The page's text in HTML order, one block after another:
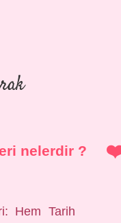
nelerdir ?
Hem Tarih